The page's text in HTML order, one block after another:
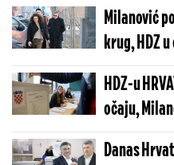
Milanović
krug, HDZ
HDZ-u
očaju,
slavljem!
Danas